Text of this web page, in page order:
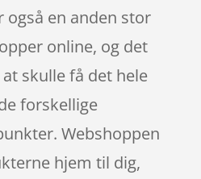
en anden stor
online, og det
skulle få det hele
forskellige
Webshoppen
hjem til dig,